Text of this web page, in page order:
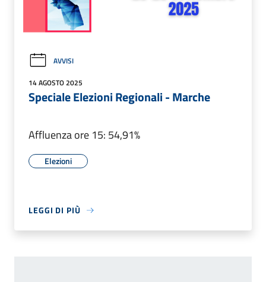
AVVISI
14 AGOSTO 2025
Speciale Elezioni Regionali - Marche
Affluenza ore 15: 54,91%
Elezioni
LEGGI DI PIÙ